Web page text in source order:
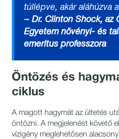
túllépve, akár aláhúzva
~ Dr. Clinton Shock, az
Egyetem növényi- és
emeritus professzora
Öntözés és
ciklus
A magott hagymát az ültetés
öntözni. A megjelenést követő
vízigény meglehetősen